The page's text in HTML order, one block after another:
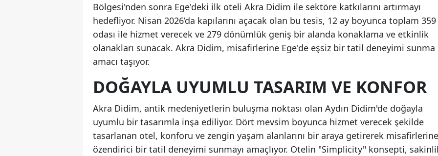
Bölgesi'nden sonra Ege'deki ilk oteli Akra Didim ile sektöre katkılarını artırmayı
hedefliyor. Nisan 2026’da kapılarını açacak olan bu tesis, 12 ay boyunca toplam 359
odası ile hizmet verecek ve 279 dönümlük geniş bir alanda konaklama ve etkinlik
olanakları sunacak. Akra Didim, misafirlerine Ege'de eşsiz bir tatil deneyimi sunma
amacı taşıyor.
DOĞAYLA UYUMLU TASARIM VE KONFOR
Akra Didim, antik medeniyetlerin buluşma noktası olan Aydın Didim'de doğayla
uyumlu bir tasarımla inşa ediliyor. Dört mevsim boyunca hizmet verecek şekilde
tasarlanan otel, konforu ve zengin yaşam alanlarını bir araya getirerek misafirlerine
özendirici bir tatil deneyimi sunmayı amaçlıyor. Otelin "Simplicity" konsepti,